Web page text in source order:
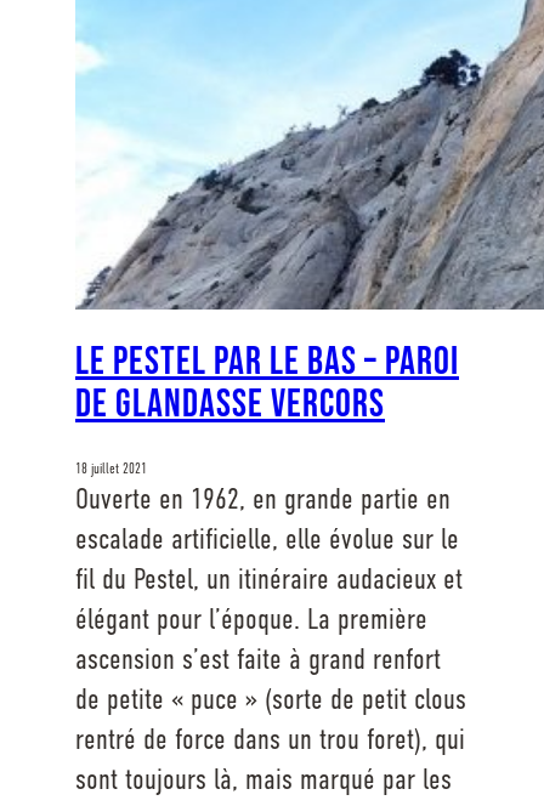
Le Pestel par le bas – Paroi
de Glandasse Vercors
18 juillet 2021
Ouverte en 1962, en grande partie en
escalade artificielle, elle évolue sur le
fil du Pestel, un itinéraire audacieux et
élégant pour l’époque. La première
ascension s’est faite à grand renfort
de petite « puce » (sorte de petit clous
rentré de force dans un trou foret), qui
sont toujours là, mais marqué par les